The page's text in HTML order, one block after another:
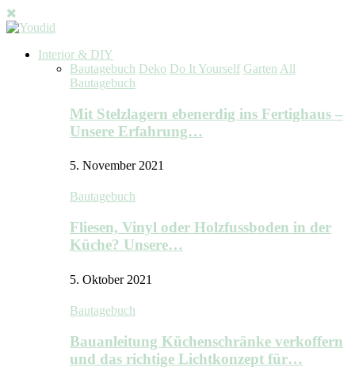
Interior & DIY
Bautagebuch Deko Do It Yourself Garten All
Bautagebuch
Mit Stelzlagern ebenerdig ins Fertighaus –
Unsere Erfahrung…
5. November 2021
Bautagebuch
Fliesen, Vinyl oder Holzfussboden in der
Küche? Unsere…
5. Oktober 2021
Bautagebuch
Bauanleitung Küchenschränke verkoffern
und das richtige Lichtkonzept für…